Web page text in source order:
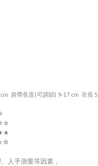
肩帶長度(可調節) 9-17 cm 衣長
☆
★
☆
人手測量等因素，